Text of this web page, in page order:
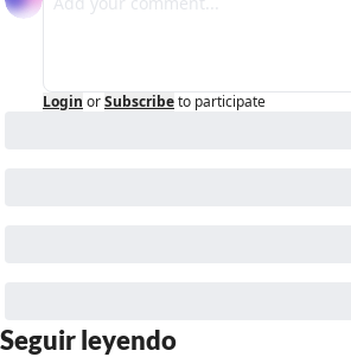
Login orSubscribeto participate
Seguir leyendo